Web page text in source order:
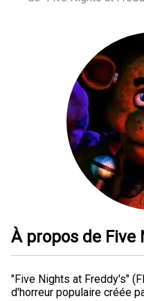
À propos de Five
"Five Nights at Freddy's"
d'horreur populaire créée